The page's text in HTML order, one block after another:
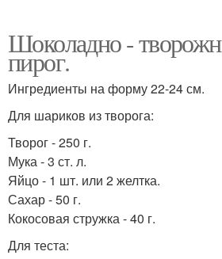
Шоколадно -
пирог.
Ингредиенты на форму 22-24 см.
Для шариков из творога:
Творог - 250 г.
Мука - 3 ст. л.
Яйцо - 1 шт. или 2 желтка.
Сахар - 50 г.
Кокосовая стружка - 40 г.
Для теста: